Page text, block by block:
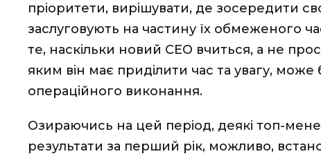
пріоритети, вирішувати, де зосередити
заслуговують на частину їх обмеженого
те, наскільки новий СEO вчиться, а не
яким він має приділити час та увагу,
операційного виконання.
Озираючись на цей період, деякі топ-
результати за перший рік, можливо,